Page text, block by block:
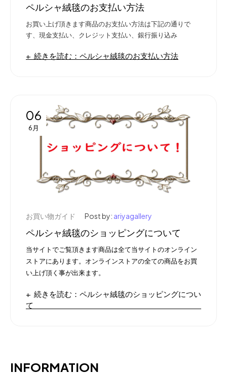
ペルシャ絨毯のお支払い方法
お買い上げ頂きます商品のお支払い方法は下記の通りで
す、現金支払い、クレジット支払い、銀行振り込み
続きを読む：ペルシャ絨毯のお支払い方法
06
6月
お買い物ガイド Post by: ariyagallery
ペルシャ絨毯のショッピングについて
当サイトでご覧頂きます商品は全て当サイトのオンライン
ストアにあります。オンラインストアの全ての商品をお買
い上げ頂く事が出来ます。
続きを読む：ペルシャ絨毯のショッピングについ
て
INFORMATION